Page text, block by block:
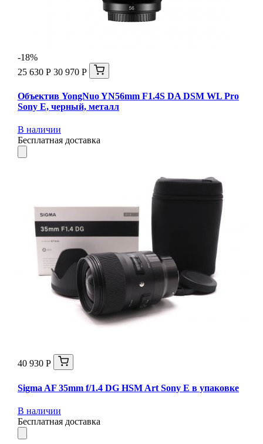
-18%
25 630 Р 30 970 Р
Объектив YongNuo YN56mm F1.4S DA DSM WL Pro
Sony E, черный, металл
В наличии
Бесплатная доставка
40 930 Р
Sigma AF 35mm f/1.4 DG HSM Art Sony E в упаковке
В наличии
Бесплатная доставка